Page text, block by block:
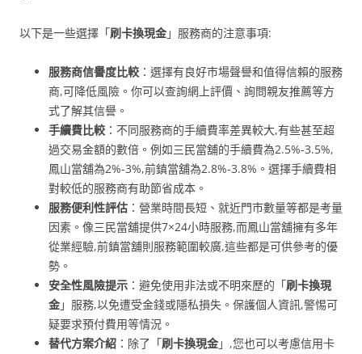
以下是一些選擇「刷卡換現金」服務商的注意事項:
服務商信譽度比較 ：選擇有良好市場聲譽和值得信賴的服務
商,可降低風險。你可以查詢網上評價、詢問親友推薦等方
式了解其信譽。
手續費比較 ：不同服務商的手續費率差異較大,有些甚至超
過交易金額的數倍。例如三民當舖的手續費為2.5%-3.5%,
鳳山當舖為2%-3%,前鎮當舖為2.8%-3.8%。選擇手續費相
對較低的服務商有助節省成本。
服務便利性評估 ：營業時間長短、就近門市數量等都是考量
因素。像三民當舖提供7×24小時服務,而鳳山當舖擁有多年
從業經驗,前鎮當舖則服務範圍較廣,這些都是可供參考的優
勢。
安全性風險提示 ：避免使用非法或不明來歷的「刷卡換現
金」服務,以免遭受金錢或隱私損失。保護個人資訊,警惕可
疑要求預付費用等情況。
替代方案介紹 ：除了「刷卡換現金」,您也可以考慮信用卡